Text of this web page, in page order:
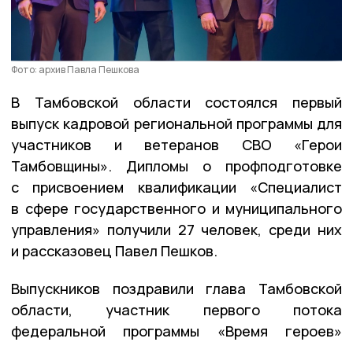
Фото: архив Павла Пешкова
В Тамбовской области состоялся первый
выпуск кадровой региональной программы для
участников и ветеранов СВО «Герои
Тамбовщины». Дипломы о профподготовке
с присвоением квалификации «Специалист
в сфере государственного и муниципального
управления» получили 27 человек, среди них
и рассказовец Павел Пешков.
Выпускников поздравили глава Тамбовской
области, участник первого потока
федеральной программы «Время героев»